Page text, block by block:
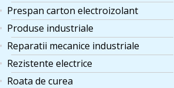
Prespan carton electroizolant
Produse industriale
Reparatii mecanice industriale
Rezistente electrice
Roata de curea